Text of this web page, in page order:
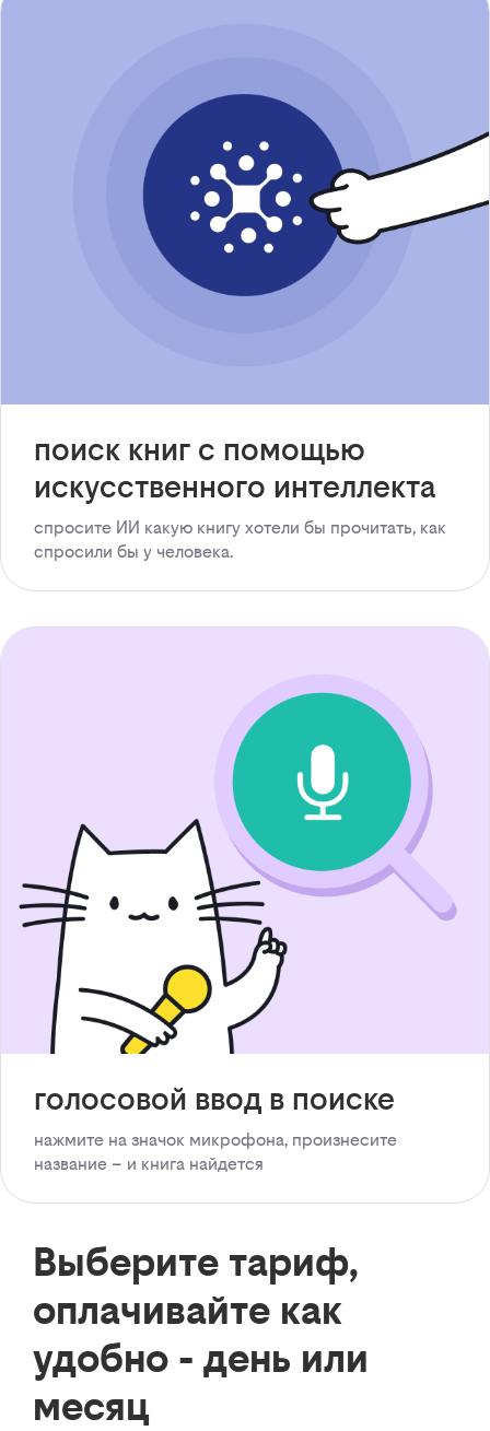
поиск книг с помощью
искусственного интеллекта
спросите ИИ какую книгу хотели бы прочитать, как
спросили бы у человека.
голосовой ввод в поиске
нажмите на значок микрофона, произнесите
название – и книга найдется
Выберите тариф,
оплачивайте как
удобно - день или
месяц